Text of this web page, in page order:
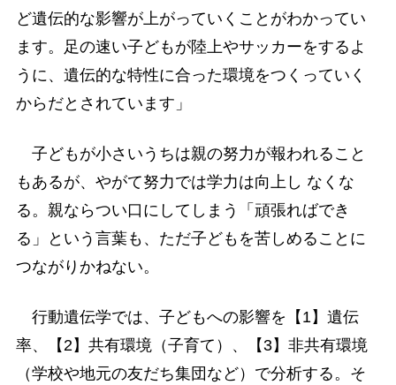
ど遺伝的な影響が上がっていくことがわかってい
ます。足の速い子どもが陸上やサッカーをするよ
うに、遺伝的な特性に合った環境をつくっていく
からだとされています」
子どもが小さいうちは親の努力が報われること
もあるが、やがて努力では学力は向上し なくな
る。親ならつい口にしてしまう「頑張ればでき
る」という言葉も、ただ子どもを苦しめることに
つながりかねない。
行動遺伝学では、子どもへの影響を【1】遺伝
率、【2】共有環境（子育て）、【3】非共有環境
（学校や地元の友だち集団など）で分析する。そ